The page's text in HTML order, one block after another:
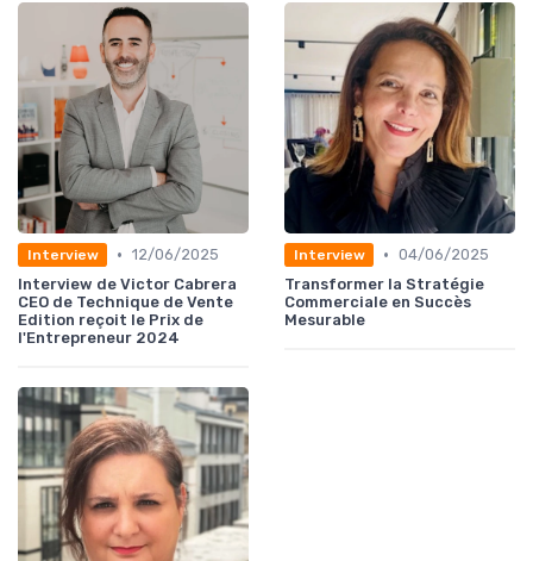
Interview • 12/06/2025
Interview de Victor Cabrera
CEO de Technique de Vente
Edition reçoit le Prix de
l'Entrepreneur 2024
Interview • 04/06/2025
Transformer la Stratégie
Commerciale en Succès
Mesurable